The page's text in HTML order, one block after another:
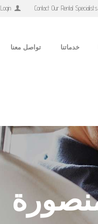
Login Contact Our Rental Specialists
خدماتنا تواصل معنا